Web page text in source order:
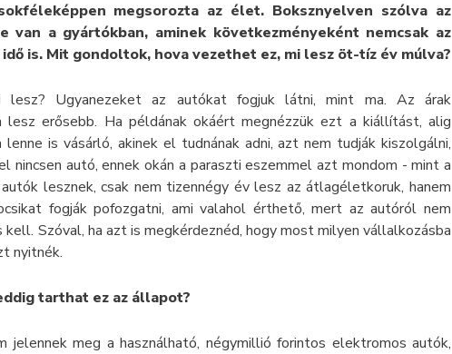
megsorozta az élet. Boksznyelven szólva az
van a gyártókban, aminek következményeként nemcsak az
is. Mit gondoltok, hova vezethet ez, mi lesz öt-tíz év múlva?
Ugyanezeket az autókat fogjuk látni, mint ma. Az árak
lesz erősebb. Ha példának okáért megnézzük ezt a kiállítást, alig
is vásárló, akinek el tudnának adni, azt nem tudják kiszolgálni,
nincsen autó, ennek okán a paraszti eszemmel azt mondom - mint a
lesznek, csak nem tizennégy év lesz az átlagéletkoruk, hanem
fogják pofozgatni, ami valahol érthető, mert az autóról nem
kell. Szóval, ha azt is megkérdeznéd, hogy most milyen vállalkozásba
nyitnék.
tarthat ez az állapot?
jelennek meg a használható, négymillió forintos elektromos autók,